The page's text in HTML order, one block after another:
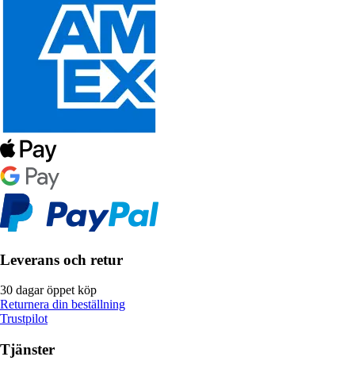
Leverans och retur
30 dagar öppet köp
Returnera din beställning
Trustpilot
Tjänster